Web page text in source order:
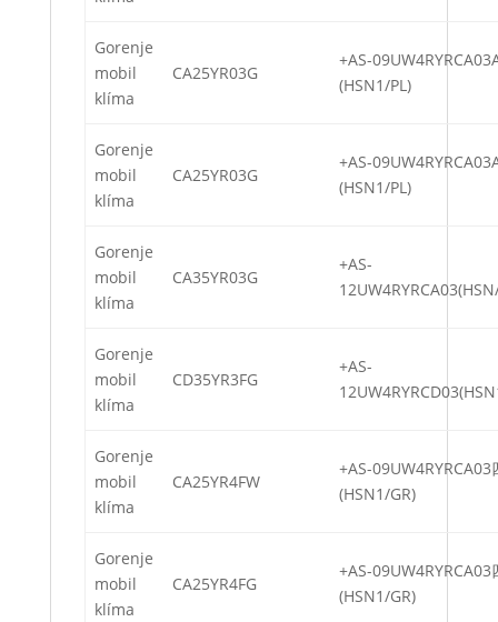
Gorenje
mobil
klíma
CA25YR03G
+AS-
(HSN1/PL)
Gorenje
mobil
klíma
CA25YR03G
+AS-
(HSN1/PL)
Gorenje
mobil
klíma
CA35YR03G
+AS-
Gorenje
mobil
klíma
CD35YR3FG
+AS-
Gorenje
mobil
klíma
CA25YR4FW
+AS-09UW4RYRCA03
(HSN1/GR)
Gorenje
mobil
klíma
CA25YR4FG
+AS-09UW4RYRCA03
(HSN1/GR)